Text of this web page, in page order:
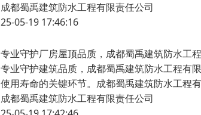
成都蜀禹建筑防水工程有限责任公司
25-05-19 17:46:16